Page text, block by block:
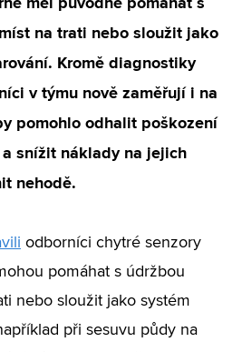
na trati nebo sloužit jako
Kromě diagnostiky
v týmu nově zaměřují i na
pomohlo odhalit poškození
snížit náklady na jejich
nehodě.
odborníci chytré senzory
pomáhat s údržbou
nebo sloužit jako systém
při sesuvu půdy na